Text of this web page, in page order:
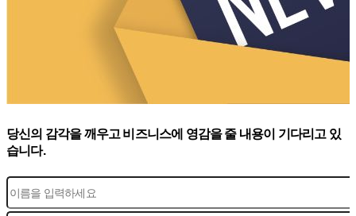
당신의 감각을 깨우고 비즈니스에 영감을 줄 내용이 기다리고 있
습니다.